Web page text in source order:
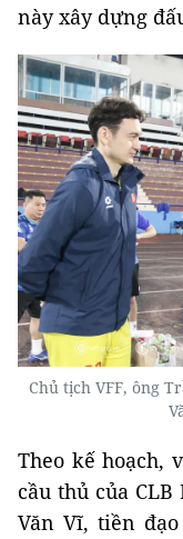
này xây dựng
Chủ tịch VFF, ông
Theo kế hoạch,
cầu thủ của
Văn Vĩ, tiền